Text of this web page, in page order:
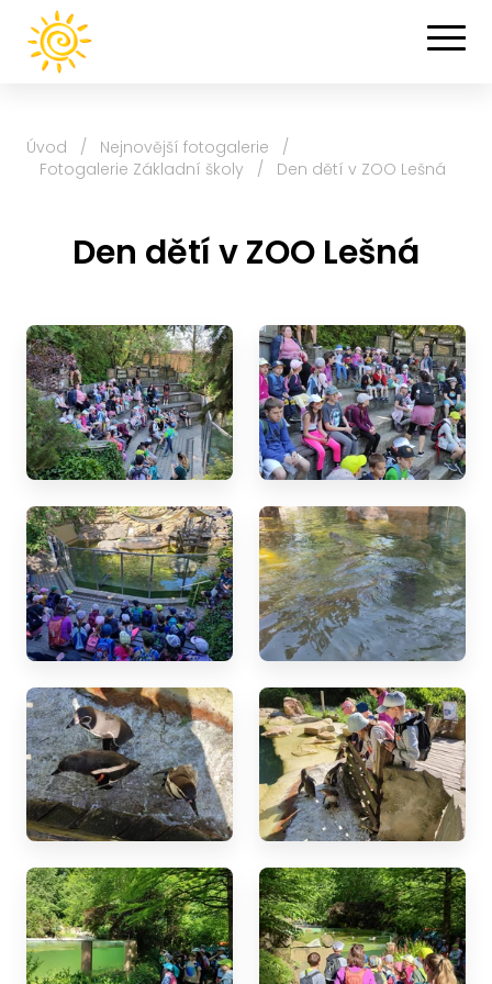
Úvod / Nejnovější fotogalerie
/
Fotogalerie Základní školy
/ Den dětí v ZOO Lešná
Den dětí v ZOO Lešná